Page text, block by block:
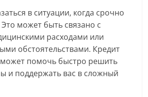
в ситуации, когда срочно
может быть связано с
расходами или
обстоятельствами. Кредит
помочь быстро решить
и поддержать вас в сложный